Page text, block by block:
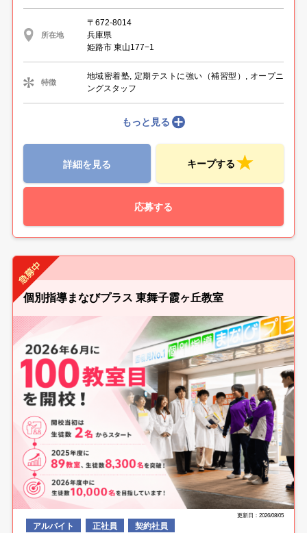
所在地
〒672-8014
兵庫県
姫路市 東山177−1
特徴
地域密着塾, 定期テストに強い（補習型）, オープニ
ングスタッフ
もっと見る
詳細を見る キープする
応募する
個別指導まなびプラス 東舞子霞ヶ丘教室
更新日：2026/08/05
アルバイト 正社員 契約社員